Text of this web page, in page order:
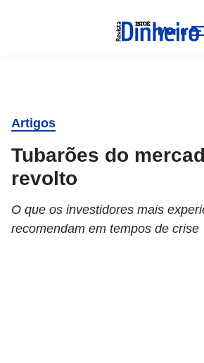
Menu
Artigos
Tubarões do
revolto
O que os investidores mais
recomendam em tempos de crise